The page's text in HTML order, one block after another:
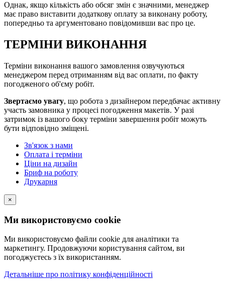
Однак, якщо кількість або обсяг змін є значними, менеджер
має право виставити додаткову оплату за виконану роботу,
попередньо та аргументовано повідомивши вас про це.
ТЕРМІНИ ВИКОНАННЯ
Терміни виконання вашого замовлення озвучуються
менеджером перед отриманням від вас оплати, по факту
погодженого об'єму робіт.
Звертаємо увагу, що робота з дизайнером передбачає активну
участь замовника у процесі погодження макетів. У разі
затримок із вашого боку терміни завершення робіт можуть
бути відповідно зміщені.
Зв'язок з нами
Оплата і терміни
Ціни на дизайн
Бриф на роботу
Друкарня
×
Ми використовуємо cookie
Ми використовуємо файли cookie для аналітики та
маркетингу. Продовжуючи користування сайтом, ви
погоджуєтесь з їх використанням.
Детальніше про політику конфіденційності